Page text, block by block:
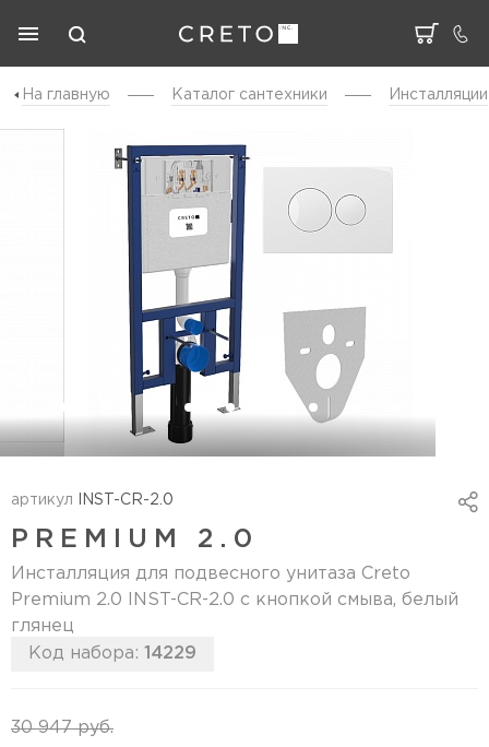
На главную Каталог cантехники Инсталляции
артикул INST-CR-2.0
PREMIUM 2.0
Инсталляция для подвесного унитаза Creto
Premium 2.0 INST-CR-2.0 с кнопкой смыва, белый
глянец
Код набора: 14229
30 947руб.